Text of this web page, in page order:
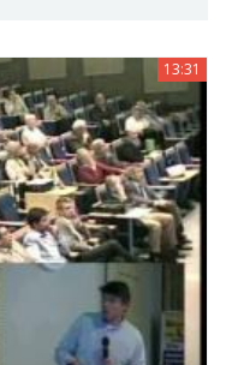
13:31